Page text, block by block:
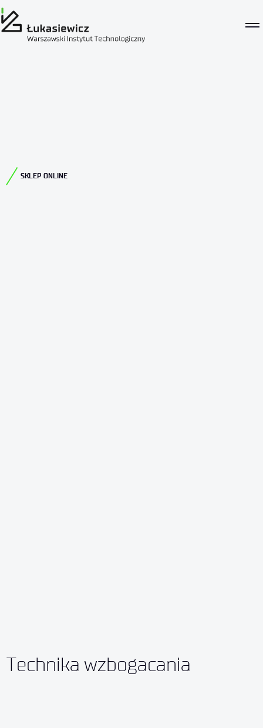
SKLEP ONLINE
Technika wzbogacania